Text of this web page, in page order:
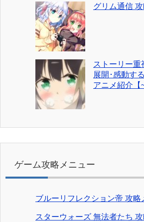
グリム通信
ストーリー重
展開･感動す
アニメ紹介【
ゲーム攻略メニュー
ブルーリフレクション帝 攻略
スターウォーズ 無法者たち